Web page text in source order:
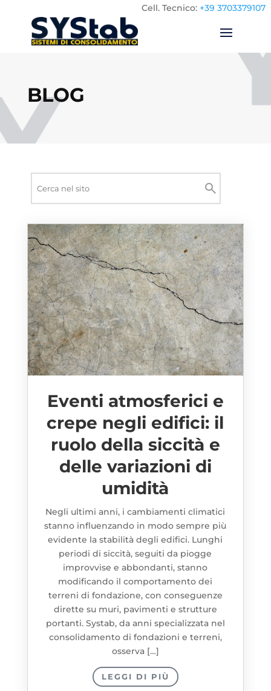
Cell. Tecnico: +39 3703379107
BLOG
sito
Cerca
Eventi atmosferici e
crepe negli edifici: il
ruolo della siccità e
delle variazioni di
umidità
Negli ultimi anni, i cambiamenti climatici
stanno influenzando in modo sempre più
evidente la stabilità degli edifici. Lunghi
periodi di siccità, seguiti da piogge
improvvise e abbondanti, stanno
modificando il comportamento dei
terreni di fondazione, con conseguenze
dirette su muri, pavimenti e strutture
portanti. Systab, da anni specializzata nel
consolidamento di fondazioni e terreni,
osserva […]
LEGGI DI PIÙ